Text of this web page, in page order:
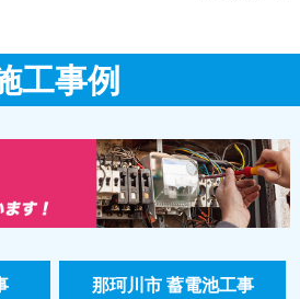
工事例
那珂川市 蓄電池工事